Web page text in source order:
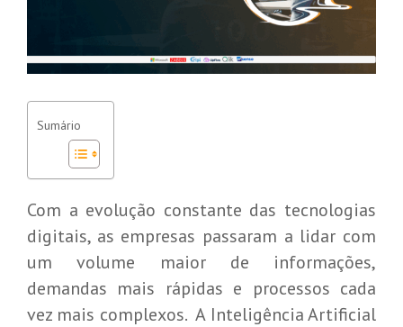
Sumário
Com a evolução constante das tecnologias
digitais, as empresas passaram a lidar com
um volume maior de informações,
demandas mais rápidas e processos cada
vez mais complexos. A Inteligência Artificial